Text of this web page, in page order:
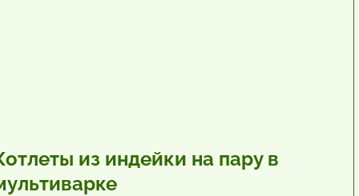
из индейки на пару в